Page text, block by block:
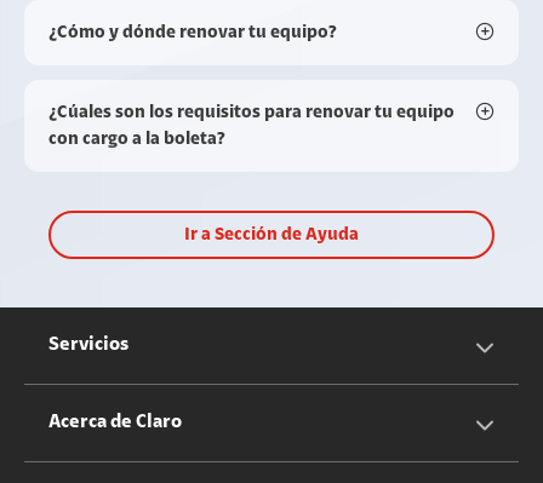
¿Cómo y dónde renovar tu equipo?
¿Cúales son los requisitos para renovar tu equipo
con cargo a la boleta?
Ir a Sección de Ayuda
Servicios
Servicios Móviles
Acerca de Claro